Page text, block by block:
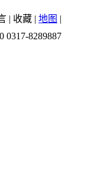
| 收藏 | 地图 |
0317-8289887